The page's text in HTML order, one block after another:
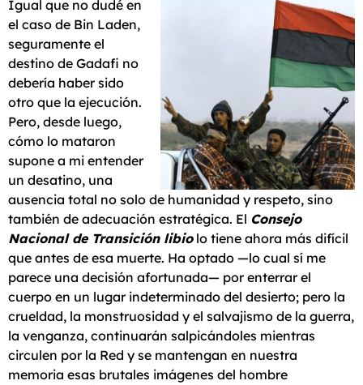
Igual que no dudé en
el caso de Bin Laden,
seguramente el
destino de Gadafi no
debería haber sido
otro que la ejecución.
Pero, desde luego,
cómo lo mataron
supone a mi entender
un desatino, una
ausencia total no solo de humanidad y respeto, sino
también de adecuación estratégica. El Consejo
Nacional de Transición libiolo tiene ahora más difícil
que antes de esa muerte. Ha optado —lo cual sí me
parece una decisión afortunada— por enterrar el
cuerpo en un lugar indeterminado del desierto; pero la
crueldad, la monstruosidad y el salvajismo de la guerra,
la venganza, continuarán salpicándoles mientras
circulen por la Red y se mantengan en nuestra
memoria esas brutales imágenes del hombre